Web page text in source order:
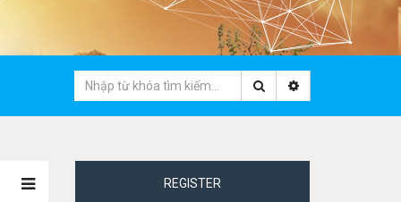
REGISTER